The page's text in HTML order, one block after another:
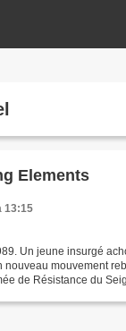
Elements
13:15
Un jeune insurgé
nouveau mouvement
de Résistance du